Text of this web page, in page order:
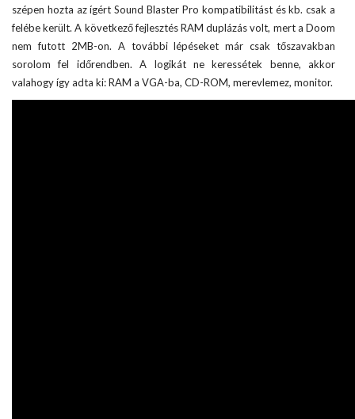
szépen hozta az ígért Sound Blaster Pro kompatibilitást és kb. csak a
felébe került. A következő fejlesztés RAM duplázás volt, mert a Doom
nem futott 2MB-on. A további lépéseket már csak tőszavakban
sorolom fel időrendben. A logikát ne keressétek benne, akkor
valahogy így adta ki: RAM a VGA-ba, CD-ROM, merevlemez, monitor.